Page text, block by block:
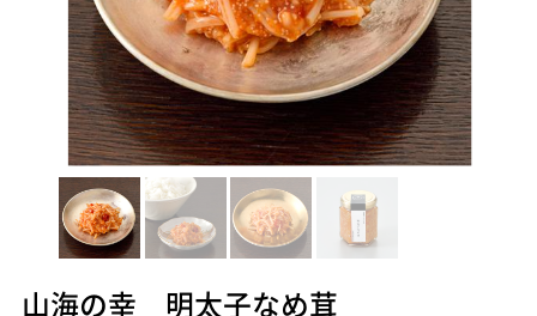
山海の幸 明太子なめ茸